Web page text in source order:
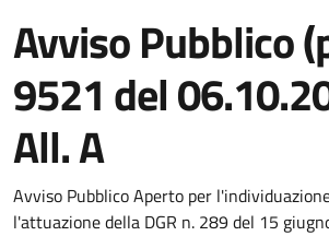
Avviso Pubblico
9521 del
All. A
Dettagli del
Avviso Pubblico Aperto per
l'attuazione della DGR n. 289 del 15